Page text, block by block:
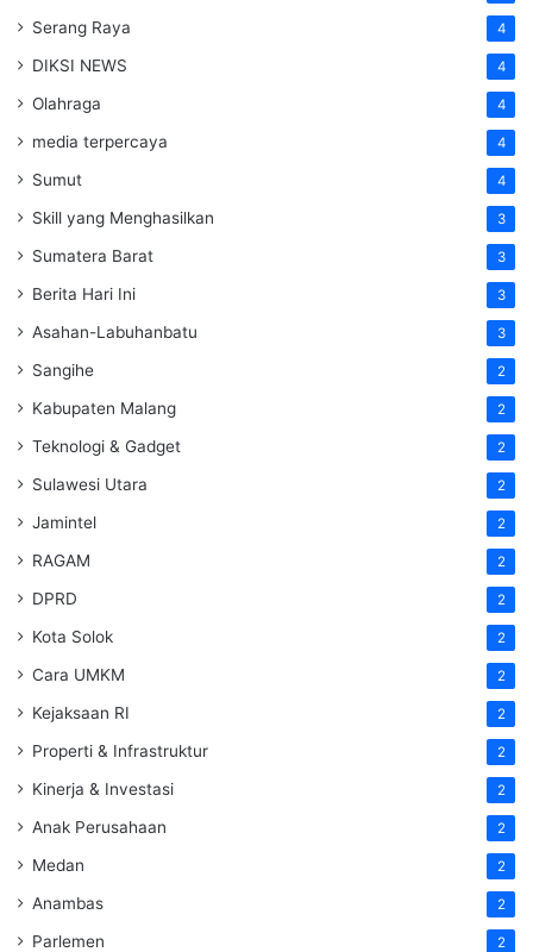
Serang Raya 4
DIKSI NEWS 4
Olahraga 4
media terpercaya 4
Sumut 4
Skill yang Menghasilkan 3
Sumatera Barat 3
Berita Hari Ini 3
Asahan-Labuhanbatu 3
Sangihe 2
Kabupaten Malang 2
Teknologi & Gadget 2
Sulawesi Utara 2
Jamintel 2
RAGAM 2
DPRD 2
Kota Solok 2
Cara UMKM 2
Kejaksaan RI 2
Properti & Infrastruktur 2
Kinerja & Investasi 2
Anak Perusahaan 2
Medan 2
Anambas 2
Parlemen 2